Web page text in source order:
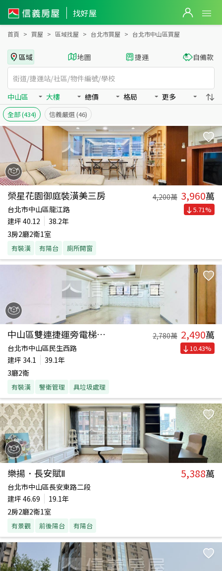
找好屋
台北市中山區買房：大樓房屋物件出售、房價分析
首頁 買屋 區域找屋 台北市買屋 台北市中山區買屋
區域 地圖 捷運 自備款
中山區 大樓 總價 格局 更多
全部(434) 信義嚴選 (46)
榮星花園御庭裝潢美三房 4,200萬 3,960萬
台北市中山區龍江路
建坪 40.12
38.2年
3房2廳2衛1室
有裝潢 有陽台 廁所開窗
5.71%
中山區雙連捷運旁電梯大樓 2,780萬 2,490萬
台北市中山區民生西路
建坪 34.1
39.1年
3廳2衛
有裝潢 警衛管理 具垃圾處理
10.43%
樂揚．長安賦Ⅱ 5,388萬
台北市中山區長安東路二段
建坪 46.69
19.1年
2房2廳2衛1室
有景觀 前後陽台 有陽台